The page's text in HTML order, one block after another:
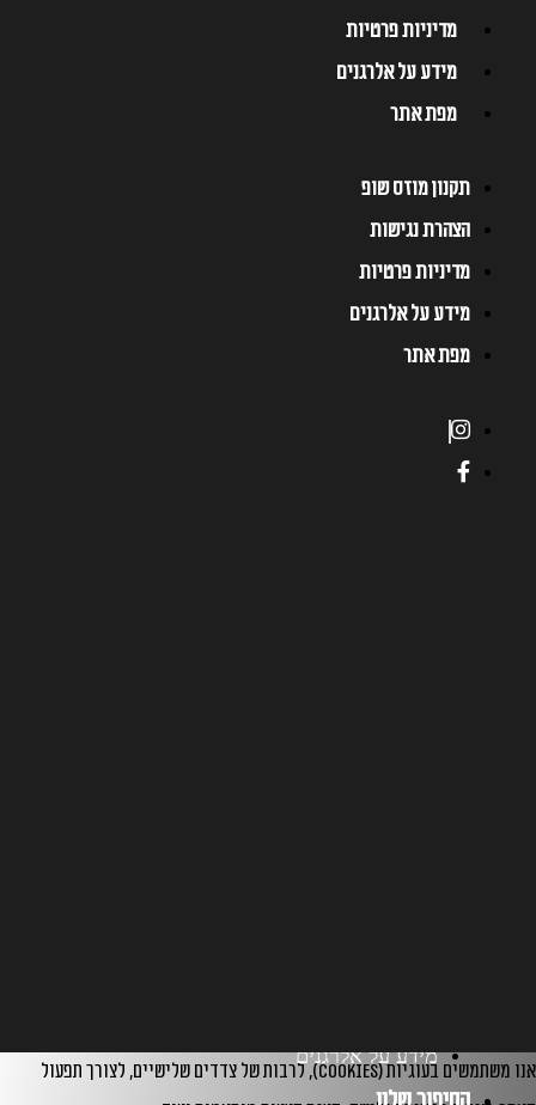
מדיניות פרטיות
מידע על אלרגנים
מפת אתר
תקנון מוזס שופ
הצהרת נגישות
מדיניות פרטיות
מידע על אלרגנים
מפת אתר
אנו משתמשים בעוגיות (cookies), לרבות של צדדים שלישיים, לצורך תפעול
מידע על אלרגנים